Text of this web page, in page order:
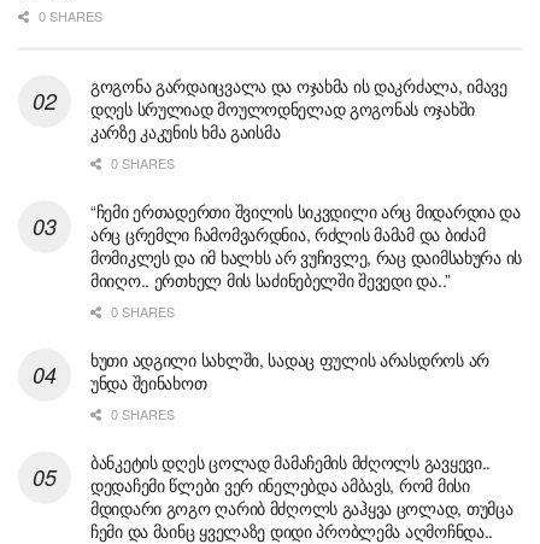
0 SHARES
გოგონა გარდაიცვალა და ოჯახმა ის დაკრძალა, იმავე
დღეს სრულიად მოულოდნელად გოგონას ოჯახში
კარზე კაკუნის ხმა გაისმა
0 SHARES
“ჩემი ერთადერთი შვილის სიკვდილი არც მიდარდია და
არც ცრემლი ჩამომვარდნია, რძლის მამამ და ბიძამ
მომიკლეს და იმ ხალხს არ ვუჩივლე, რაც დაიმსახურა ის
მიიღო.. ერთხელ მის საძინებელში შევედი და..”
0 SHARES
ხუთი ადგილი სახლში, სადაც ფულის არასდროს არ
უნდა შეინახოთ
0 SHARES
ბანკეტის დღეს ცოლად მამაჩემის მძღოლს გავყევი..
დედაჩემი წლები ვერ ინელებდა ამბავს, რომ მისი
მდიდარი გოგო ღარიბ მძღოლს გაჰყვა ცოლად, თუმცა
ჩემი და მაინც ყველაზე დიდი პრობლემა აღმოჩნდა..